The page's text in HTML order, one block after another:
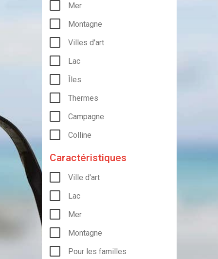
Mer
Montagne
Villes d'art
Lac
Îles
Thermes
Campagne
Colline
Caractéristiques
Ville d'art
Lac
Mer
Montagne
Pour les familles